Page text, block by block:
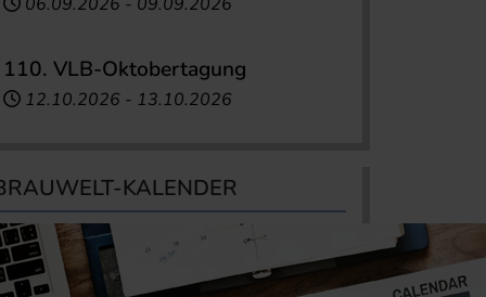
110. VLB-Oktobertagung
12.10.2026 - 13.10.2026
KALENDER